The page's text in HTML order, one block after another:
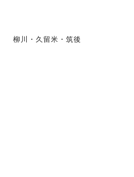
柳川・久留米・筑後